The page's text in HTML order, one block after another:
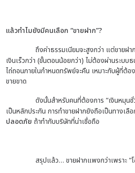
แล้วทำไมยังมีคนเลือก “ขายฝาก”?
ถึงค่าธรรมเนียมจะสูงกว่า แต่ขายฝ
เงินเร็วกว่า (ขั้นตอนน้อยกว่า) ไม่ต้องผ่านระบบธ
ไถ่ถอนภายในกำหนดทรัพย์จะคืน เหมาะกับผู้ที่ต้อ
ขายขาด
ดังนั้นสำหรับคนที่ต้องการ “เงินหมุนชั่
เป็นหลักประกัน การทำขายฝากยังถือเป็นทางเลื
ปลอดภัย ถ้าทำกับบริษัทที่น่าเชื่อถือ
สรุปแล้ว… ขายฝากแพงกว่าเพราะ